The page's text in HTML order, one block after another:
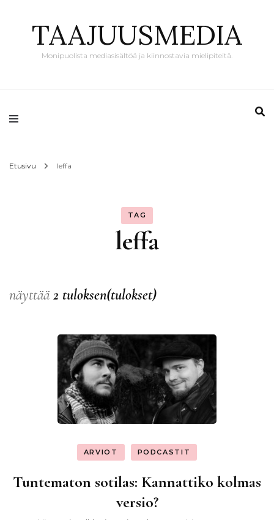
TAAJUUSMEDIA
Monipuolista mediasisältöä ja kiinnostavia mielipiteitä.
Etusivu leffa
TAG
leffa
näyttää 2 tuloksen(tulokset)
ARVIOT PODCASTIT
Tuntematon sotilas: Kannattiko kolmas
versio?